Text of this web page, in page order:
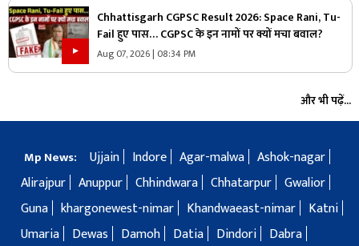
Chhattisgarh CGPSC Result 2026: Space Rani, Tu-
Fail हुए पास… CGPSC के इन नामों पर क्यों मचा बवाल?
Aug 07, 2026 | 08:34 PM
और भी पढ़ें...
Mp News: Ujjain Indore Agar-malwa Ashok-nagar
Alirajpur Anuppur Chhindwara Chhatarpur Gwalior
Guna khargonewest-nimar Khandwaeast-nimar
Katni
Umaria
Dewas Damoh Datia Dindori
Dabra